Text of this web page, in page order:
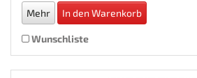
Mehr In den Warenkorb
Wunschliste